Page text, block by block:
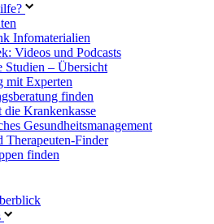
Infomaterialien
Videos und Podcasts
Studien – Übersicht
mit Experten
finden
die Krankenkasse
Gesundheitsmanagement
Therapeuten-Finder
finden